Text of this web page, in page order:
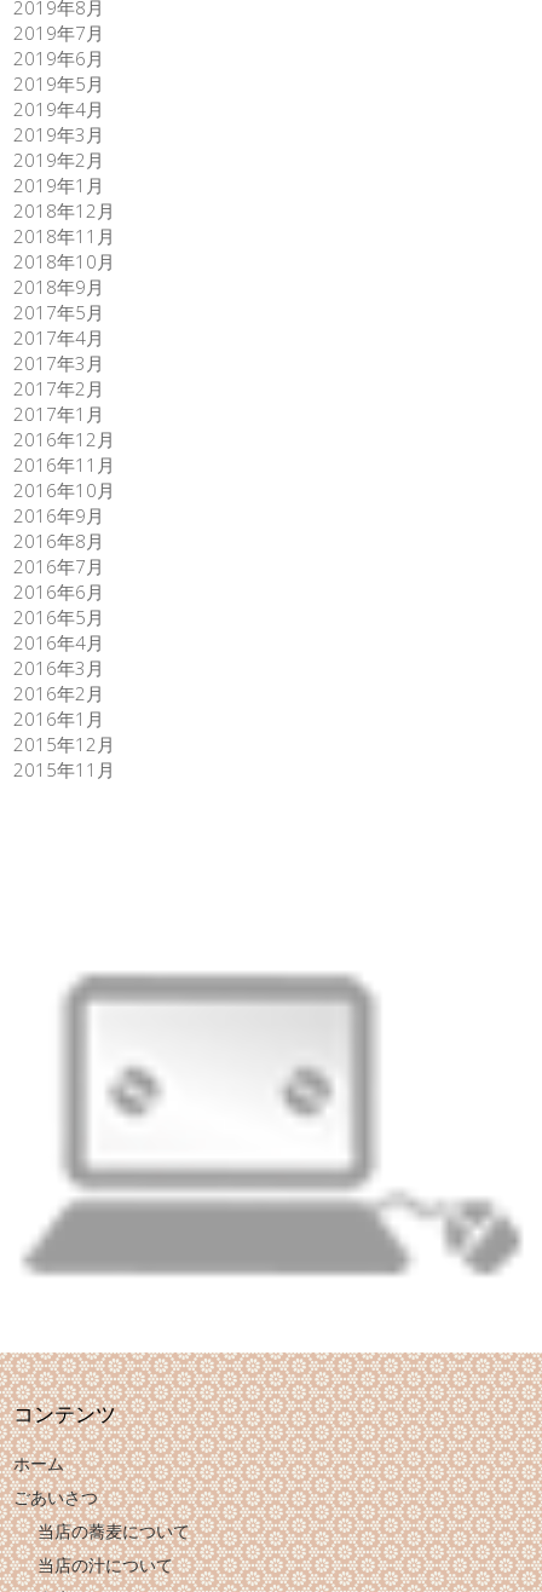
2019年8月
2019年7月
2019年6月
2019年5月
2019年4月
2019年3月
2019年2月
2019年1月
2018年12月
2018年11月
2018年10月
2018年9月
2017年5月
2017年4月
2017年3月
2017年2月
2017年1月
2016年12月
2016年11月
2016年10月
2016年9月
2016年8月
2016年7月
2016年6月
2016年5月
2016年4月
2016年3月
2016年2月
2016年1月
2015年12月
2015年11月
コンテンツ
ホーム
ごあいさつ
当店の蕎麦について
当店の汁について